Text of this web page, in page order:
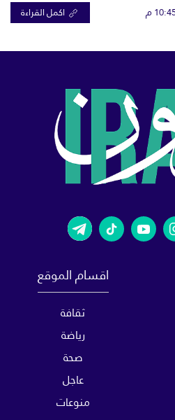
اكمل القراءة
اقسام الموقع
ثقافة
رياضة
صحة
عاجل
منوعات